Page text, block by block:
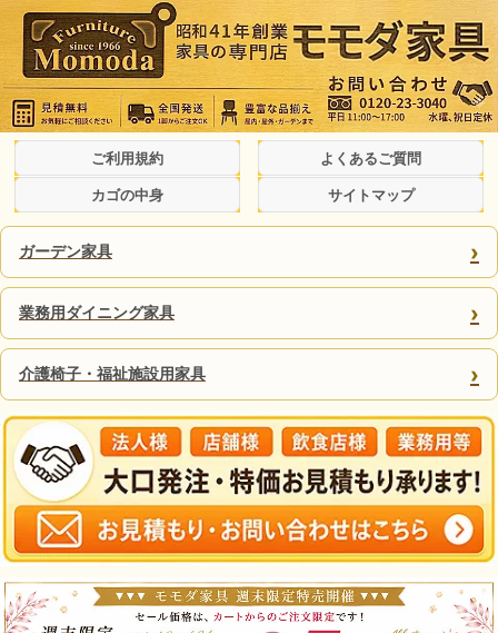
ご利用規約 よくあるご質問
カゴの中身 サイトマップ
ガーデン家具 ›
業務用ダイニング家具 ›
介護椅子・福祉施設用家具 ›